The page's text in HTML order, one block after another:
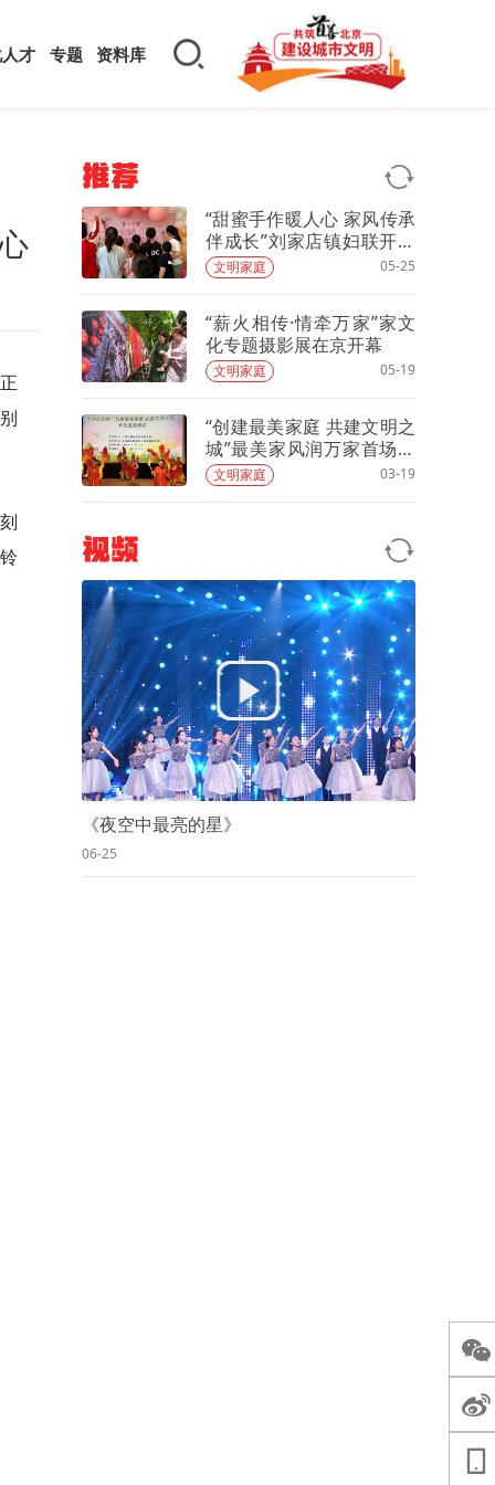
才 专题 资料库
推荐
“甜蜜手作暖人心 家风传承
伴成长”刘家店镇妇联开展
亲子蛋糕DIY手工活动
文明家庭 05-25
“薪火相传·情牵万家”家文
化专题摄影展在京开幕
文明家庭 05-19
“创建最美家庭 共建文明之
城”最美家风润万家首场文
化巡演走进夏各庄
文明家庭 03-19
视频
《夜空中最亮的星》
06-25